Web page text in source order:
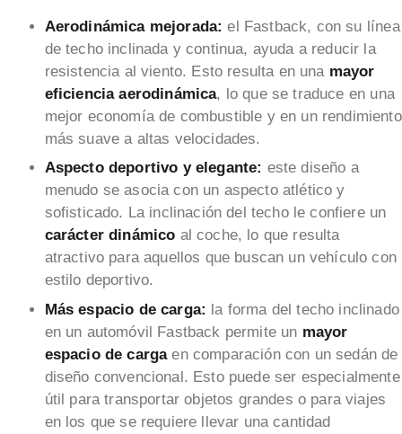
Aerodinámica mejorada:el Fastback, con su línea
de techo inclinada y continua, ayuda a reducir la
resistencia al viento. Esto resulta en una mayor
eficiencia aerodinámica, lo que se traduce en una
mejor economía de combustible y en un rendimiento
más suave a altas velocidades.
Aspecto deportivo y elegante: este diseño a
menudo se asocia con un aspecto atlético y
sofisticado. La inclinación del techo le confiere un
carácter dinámico al coche, lo que resulta
atractivo para aquellos que buscan un vehículo con
estilo deportivo.
Más espacio de carga: la forma del techo inclinado
en un automóvil Fastback permite un mayor
espacio de cargaen comparación con un sedán de
diseño convencional. Esto puede ser especialmente
útil para transportar objetos grandes o para viajes
en los que se requiere llevar una cantidad